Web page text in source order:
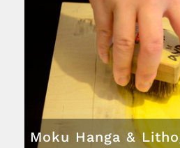
Moku Hanga &